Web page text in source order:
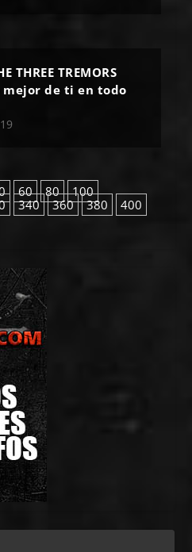
THREE TREMORS
mejor de ti en todo
60 80 100
340 360 380 400